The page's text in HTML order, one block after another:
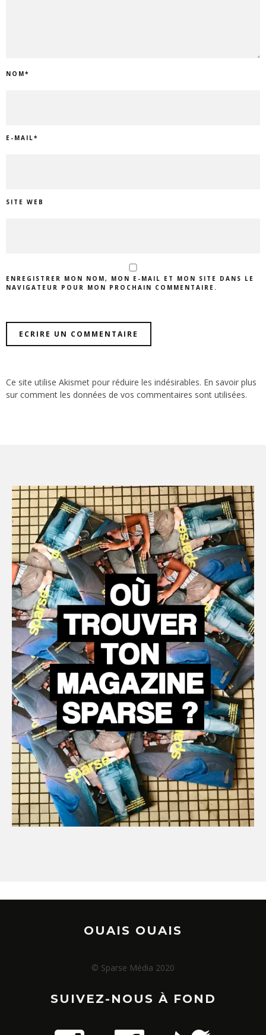
NOM*
E-MAIL*
SITE WEB
ENREGISTRER MON NOM, MON E-MAIL ET MON SITE DANS LE
NAVIGATEUR POUR MON PROCHAIN COMMENTAIRE.
Ce site utilise Akismet pour réduire les indésirables. En savoir plus
sur comment les données de vos commentaires sont utilisées.
OUAIS OUAIS
© Sparse Média 2020
SUIVEZ-NOUS À FOND